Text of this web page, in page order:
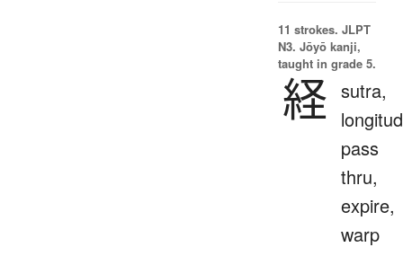
11 strokes. JLPT
N3. Jōyō kanji,
taught in grade 5.
経 sutra,
pass
thru,
expire,
warp